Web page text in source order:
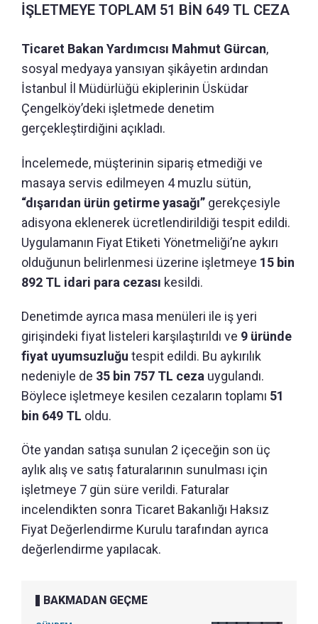
İŞLETMEYE TOPLAM 51 BİN 649 TL CEZA
Ticaret Bakan Yardımcısı Mahmut Gürcan,
sosyal medyaya yansıyan şikâyetin ardından
İstanbul İl Müdürlüğü ekiplerinin Üsküdar
Çengelköy’deki işletmede denetim
gerçekleştirdiğini açıkladı.
İncelemede, müşterinin sipariş etmediği ve
masaya servis edilmeyen 4 muzlu sütün,
“dışarıdan ürün getirme yasağı” gerekçesiyle
adisyona eklenerek ücretlendirildiği tespit edildi.
Uygulamanın Fiyat Etiketi Yönetmeliği’ne aykırı
olduğunun belirlenmesi üzerine işletmeye 15 bin
892 TL idari para cezası kesildi.
Denetimde ayrıca masa menüleri ile iş yeri
girişindeki fiyat listeleri karşılaştırıldı ve 9 üründe
fiyat uyumsuzluğu tespit edildi. Bu aykırılık
nedeniyle de 35 bin 757 TL ceza uygulandı.
Böylece işletmeye kesilen cezaların toplamı 51
bin 649 TL oldu.
Öte yandan satışa sunulan 2 içeceğin son üç
aylık alış ve satış faturalarının sunulması için
işletmeye 7 gün süre verildi. Faturalar
incelendikten sonra Ticaret Bakanlığı Haksız
Fiyat Değerlendirme Kurulu tarafından ayrıca
değerlendirme yapılacak.
BAKMADAN GEÇME